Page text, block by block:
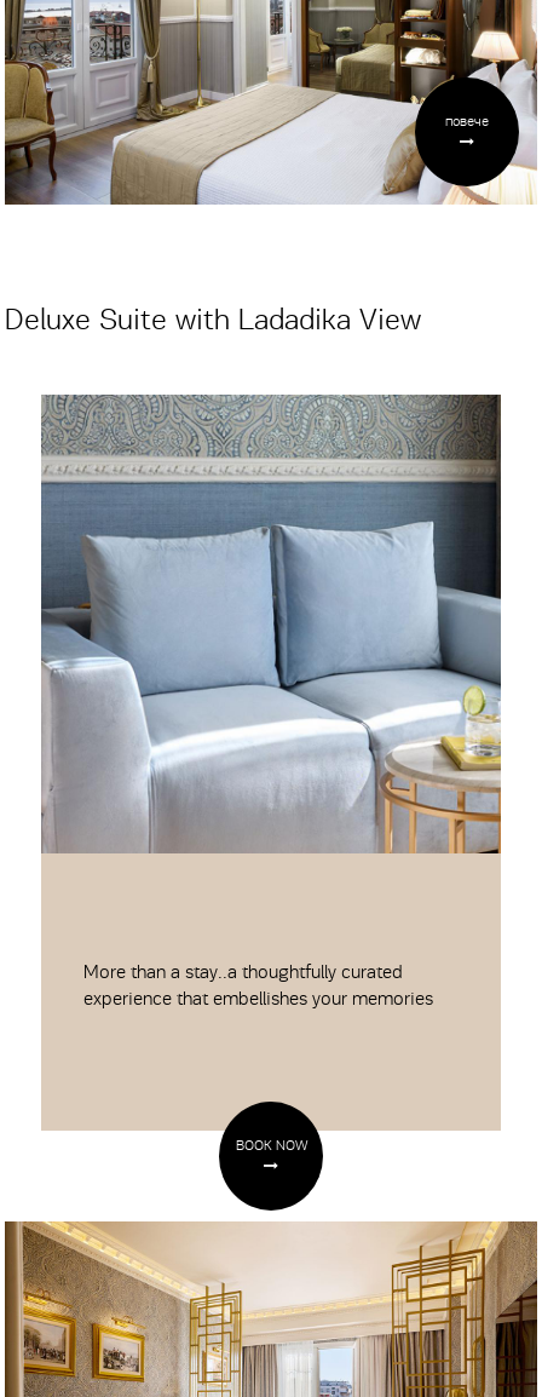
повече
Deluxe Suite with Ladadika View
More than a stay..a thoughtfully curated
experience that embellishes your memories
BOOK NOW